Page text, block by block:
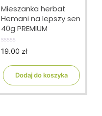
Mieszanka herbat
Hemani na lepszy sen
40g PREMIUM
0
o
5
19.00 zł
Dodaj do koszyka